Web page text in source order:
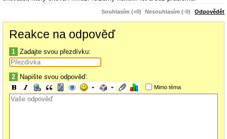
Souhlasím (+0) Nesouhlasím (-0) Odpovědět
Reakce na odpověď
1 Zadajte svou přezdívku:
2 Napište svou odpověď:
Mimo téma